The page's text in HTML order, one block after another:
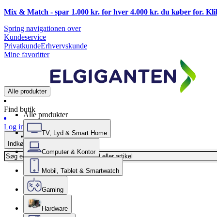
Mix & Match - spar 1.000 kr. for hver 4.000 kr. du køber for.
Spring navigationen over
Kundeservice
PrivatkundeErhvervskunde
Mine favoritter
Alle produkter
Find butik
Log ind
Indkøbskurv
Alle produkter
TV, Lyd & Smart Home
Computer & Kontor
Mobil, Tablet & Smartwatch
Gaming
Hardware